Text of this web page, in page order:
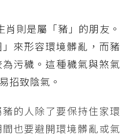
則是屬「豬」的朋友。
來形容環境髒亂，而豬
污穢。這種穢氣與煞氣
招致陰氣。
的人除了要保持住家環
也要避開環境髒亂或氣